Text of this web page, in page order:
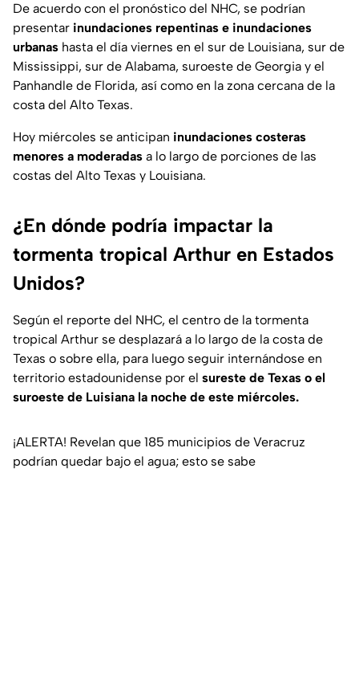
De acuerdo con el pronóstico del NHC, se podrían
presentar inundaciones repentinas e inundaciones
urbanas hasta el día viernes en el sur de Louisiana, sur de
Mississippi, sur de Alabama, suroeste de Georgia y el
Panhandle de Florida, así como en la zona cercana de la
costa del Alto Texas.
Hoy miércoles se anticipan inundaciones costeras
menores a moderadas a lo largo de porciones de las
costas del Alto Texas y Louisiana.
¿En dónde podría impactar la
tormenta tropical Arthur en Estados
Unidos?
Según el reporte del NHC, el centro de la tormenta
tropical Arthur se desplazará a lo largo de la costa de
Texas o sobre ella, para luego seguir internándose en
territorio estadounidense por el sureste de Texas o el
suroeste de Luisiana la noche de este miércoles.
¡ALERTA! Revelan que 185 municipios de Veracruz
podrían quedar bajo el agua; esto se sabe